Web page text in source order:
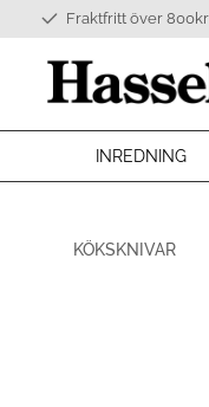
Fraktfritt över 800kr
INREDNING
KÖKSKNIVAR